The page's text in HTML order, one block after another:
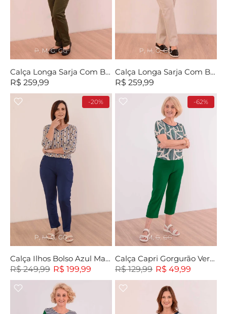
P M G GG
Calça Longa Sarja Com Bolso Verde
R$ 259,99
P M G GG
Calça Longa Sarja Com Bolso Bege
R$ 259,99
-20%
P M G GG
Calça Ilhos Bolso Azul Marinho
R$ 249,99 R$ 199,99
-62%
P M G GG
Calça Capri Gorgurão Verde
R$ 129,99 R$ 49,99